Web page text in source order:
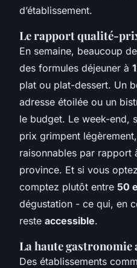
d’établissement.
Le rapport qualité-
En semaine, beaucoup
des formules déjeuner à
plat ou plat-dessert. Un
adresse étoilée ou un
le budget. Le week-end,
prix grimpent
raisonnables par rapport
province. Et si vous
comptez plutôt entre 50
dégustation - ce qui, en
reste accessible.
La haute gastronomie
Des établissements